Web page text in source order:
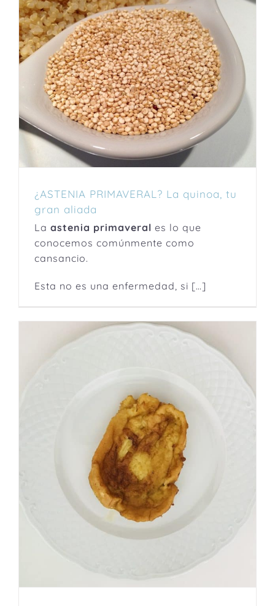
¿ASTENIA PRIMAVERAL? La quinoa, tu
gran aliada
La astenia primaveral es lo que
conocemos comúnmente como
cansancio.
Esta no es una enfermedad, si […]